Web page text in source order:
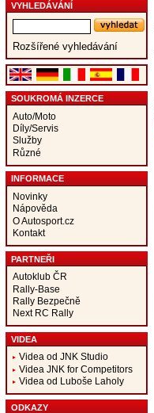
VYHLEDÁVÁNÍ
Rozšířené vyhledávání
SOUKROMÁ INZERCE
Auto/Moto
Díly/Servis
Služby
Různé
INFORMACE
Novinky
Nápověda
O Autosport.cz
Kontakt
PARTNEŘI
Autoklub ČR
Rally-Base
Rally Bezpečně
Next RC Rally
VIDEA
Videa od JNK Studio
Videa JNK for Competitors
Videa od Luboše Laholy
ODKAZY